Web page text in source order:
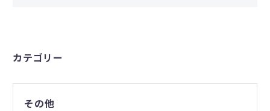
カテゴリー
その他